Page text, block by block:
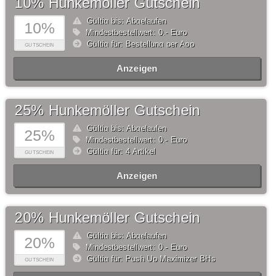
10%
GUTSCHEIN
Gültig bis: Abgelaufen
Mindestbestellwert: 0,- Euro
Gültig für: Bestellung per App
Anzeigen
25%
GUTSCHEIN
25% Hunkemöller Gutschein
Gültig bis: Abgelaufen
Mindestbestellwert: 0,- Euro
Gültig für: 4 Artikel
Anzeigen
20%
GUTSCHEIN
20% Hunkemöller Gutschein
Gültig bis: Abgelaufen
Mindestbestellwert: 0,- Euro
Gültig für: Push Up Maximizer BHs